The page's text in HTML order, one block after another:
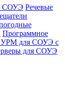
СОУЭ Речевые
Программное
УРМ для СОУЭ с
для СОУЭ